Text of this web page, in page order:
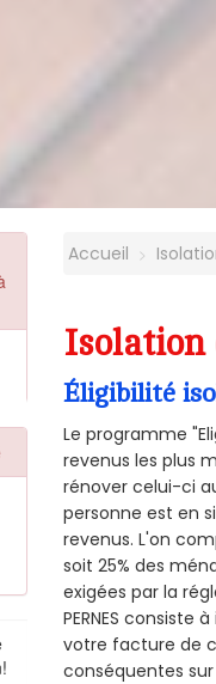
Accueil
Isolation
Éligibilité
Le programme
revenus les plus
rénover celui-ci
personne est en
revenus. L'on
soit 25% des
exigées par la
PERNES
votre facture de
conséquentes